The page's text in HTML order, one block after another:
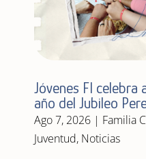
Jóvenes FI celebra
año del Jubileo
Ago 7, 2026| Familia
Juventud, Noticias